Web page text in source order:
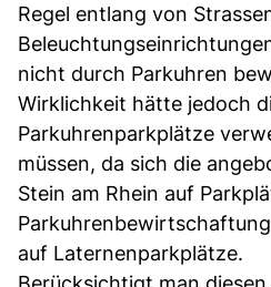
Regel entlang von
nicht durch Parkuhren
Wirklichkeit hätte jedoch
Parkuhrenparkplätze
müssen, da sich die
Stein am Rhein auf
auf Laternenparkplätze.